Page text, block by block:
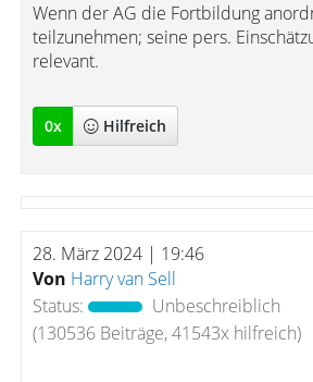
Wenn der AG die Fortbildung
teilzunehmen; seine pers.
relevant.
0x Hilfreich
28. März 2024 | 19:46
Von Harry van Sell
Status:
Unbeschreiblich
(130536 Beiträge, 41543x hilfreich)